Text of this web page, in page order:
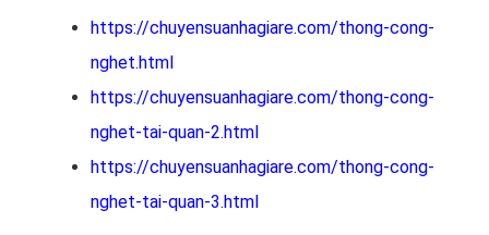
https://chuyensuanhagiare.com/thong-cong-
nghet.html
https://chuyensuanhagiare.com/thong-cong-
nghet-tai-quan-2.html
https://chuyensuanhagiare.com/thong-cong-
nghet-tai-quan-3.html